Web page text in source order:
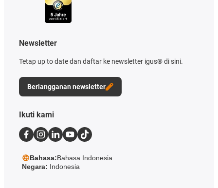
Newsletter
Tetap up to date dan daftar ke newsletter igus® di sini.
Berlangganan newsletter
Ikuti kami
Bahasa:Bahasa Indonesia
Negara: Indonesia